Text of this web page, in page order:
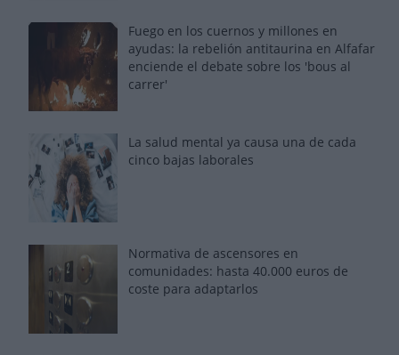
Fuego en los cuernos y millones en
ayudas: la rebelión antitaurina en Alfafar
enciende el debate sobre los 'bous al
carrer'
La salud mental ya causa una de cada
cinco bajas laborales
Normativa de ascensores en
comunidades: hasta 40.000 euros de
coste para adaptarlos